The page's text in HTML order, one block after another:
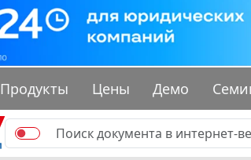
Продукты Цены Демо